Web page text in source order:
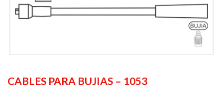
CABLES PARA BUJIAS – 1053